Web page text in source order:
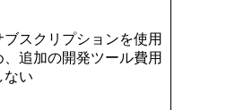
ブスクリプションを使用
、追加の開発ツール費用
ない